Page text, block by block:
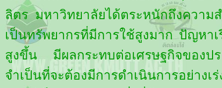
ลิตร มหาวิทยาลัยได้ตระหนักถึงควา
เป็นทรัพยากรที่มีการใช้สูงมาก ปัญหา
สูงขึ้น มีผลกระทบต่อเศรษฐกิจของป
จำเป็นที่จะต้องมีการดำเนินการอย่า